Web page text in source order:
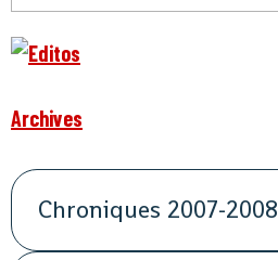
Archives
Chroniques 2007-2008